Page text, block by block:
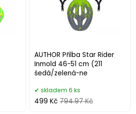
AUTHOR Přilba Star Rider
Inmold 46-51 cm (211
šedá/zelená-ne
skladem 6 ks
499 Kč 794.97 Kč